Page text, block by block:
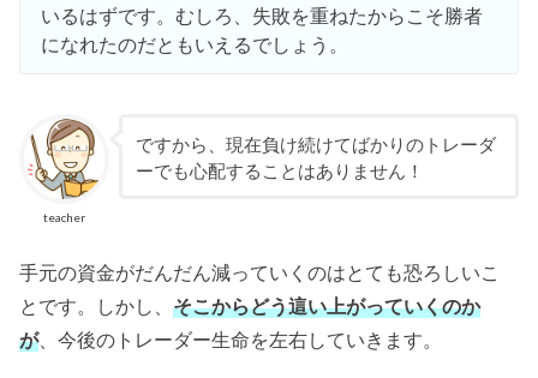
いるはずです。むしろ、失敗を重ねたからこそ勝者
になれたのだともいえるでしょう。
teacher
ですから、現在負け続けてばかりのトレーダ
ーでも心配することはありません！
手元の資金がだんだん減っていくのはとても恐ろしいこ
とです。しかし、そこからどう這い上がっていくのか
が、今後のトレーダー生命を左右していきます。